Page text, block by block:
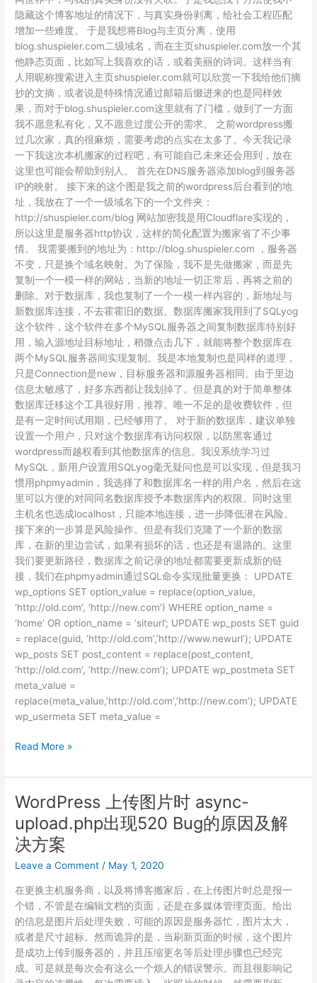
隐藏这个博客地址的情况下，与真实身份剥离，给社会工程匹配
增加一些难度。 于是我想将Blog与主页分离，使用
blog.shuspieler.com二级域名，而在主页shuspieler.com放一个其
他静态页面，比如写上我喜欢的话，或着美丽的诗词。这样当有
人用昵称搜索进入主页shuspieler.com就可以欣赏一下我给他们摘
抄的文摘，或者说是特殊情况通过邮箱后缀进来的也是同样效
果，而对于blog.shuspieler.com这里就有了门槛，做到了一方面
我不愿意私有化，又不愿意过度公开的需求。 之前wordpress搬
过几次家，真的很麻烦，需要考虑的点实在太多了。今天我记录
一下我这次本机搬家的过程吧，有可能自己未来还会用到，放在
这里也可能会帮助到别人。 首先在DNS服务器添加blog到服务器
IP的映射。 接下来的这个图是我之前的wordpress后台看到的地
址，我放在了一个一级域名下的一个文件夹：
http://shuspieler.com/blog 网站加密我是用Cloudflare实现的，
所以这里是服务器http协议，这样的简化配置为搬家省了不少事
情。 我需要搬到的地址为：http://blog.shuspieler.com ，服务器
不变，只是换个域名映射。为了保险，我不是先做搬家，而是先
复制一个一模一样的网站，当新的地址一切正常后，再将之前的
删除。对于数据库，我也复制了一个一模一样内容的，新地址与
新数据库连接，不去霍霍旧的数据。数据库搬家我用到了SQLyog
这个软件，这个软件在多个MySQL服务器之间复制数据库特别好
用，输入源地址目标地址，稍微点击几下，就能将整个数据库在
两个MySQL服务器间实现复制。我是本地复制也是同样的道理，
只是Connection是new，目标服务器和源服务器相同。由于里边
信息太敏感了，好多东西都让我划掉了。但是真的对于简单整体
数据库迁移这个工具很好用，推荐。唯一不足的是收费软件，但
是有一定时间试用期，已经够用了。 对于新的数据库，建议单独
设置一个用户，只对这个数据库有访问权限，以防黑客通过
wordpress而越权看到其他数据库的信息。我没系统学习过
MySQL，新用户设置用SQLyog毫无疑问也是可以实现，但是我习
惯用phpmyadmin，我选择了和数据库名一样的用户名，然后在这
里可以方便的对同同名数据库授予本数据库内的权限。同时这里
主机名也选成localhost，只能本地连接，进一步降低潜在风险。
接下来的一步算是风险操作。但是有我们克隆了一个新的数据
库，在新的里边尝试，如果有损坏的话，也还是有退路的。这里
我们要更新路径，数据库之前记录的地址都需要更新成新的链
接，我们在phpmyadmin通过SQL命令实现批量更换： UPDATE
wp_options SET option_value = replace(option_value,
‘http://old.com’, ‘http://new.com’) WHERE option_name =
‘home’ OR option_name = ‘siteurl’; UPDATE wp_posts SET guid
= replace(guid, ‘http://old.com’,’http://www.newurl’); UPDATE
wp_posts SET post_content = replace(post_content,
‘http://old.com’, ‘http://new.com’); UPDATE wp_postmeta SET
meta_value =
replace(meta_value,’http://old.com’,’http://new.com’); UPDATE
wp_usermeta SET meta_value =
WordPress
名
搬
家
Read More »
WordPress 上传图片时 async-
upload.php出现520 Bug的原因及解
决方案
Leave a Comment / May 1, 2020
在更换主机服务商，以及将博客搬家后，在上传图片时总是报一
个错，不管是在编辑文档的页面，还是在多媒体管理页面。给出
的信息是图片后处理失败，可能的原因是服务器忙，图片太大，
或者是尺寸超标。然而诡异的是，当刷新页面的时候，这个图片
是成功上传到服务器的，并且压缩更名等后处理步骤也已经完
成。可是就是每次会有这么一个烦人的错误警示。而且很影响记